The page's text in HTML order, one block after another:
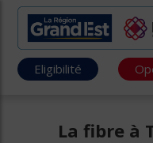
Eligibilité
La fibre à